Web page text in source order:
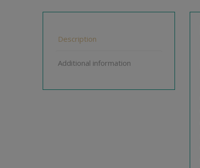
Description
Additional information